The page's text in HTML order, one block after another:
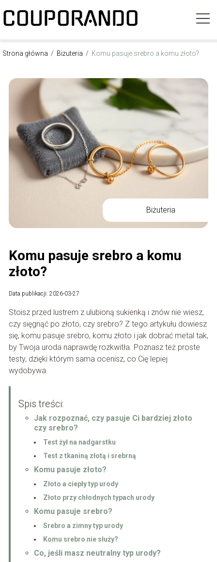
Strona główna / Biżuteria / Komu pasuje srebro a komu złoto?
Biżuteria
Komu pasuje srebro a komu
złoto?
Data publikacji: 2026-03-27
Stoisz przed lustrem z ulubioną sukienką i znów nie wiesz,
czy sięgnąć po złoto, czy srebro? Z tego artykułu dowiesz
się, komu pasuje srebro, komu złoto i jak dobrać metal tak,
by Twoja uroda naprawdę rozkwitła. Poznasz też proste
testy, dzięki którym sama ocenisz, co Cię lepiej
wydobywa.
Spis treści:
Jak rozpoznać, czy pasuje Ci bardziej złoto
czy srebro?
Test żył na nadgarstku
Test z tkaniną złotą i srebrną
Komu pasuje złoto?
Złoto a ciepły typ urody
Złoto przy chłodnych typach urody
Komu pasuje srebro?
Srebro a zimny typ urody
Komu srebro nie służy?
Co, jeśli masz neutralny typ urody?